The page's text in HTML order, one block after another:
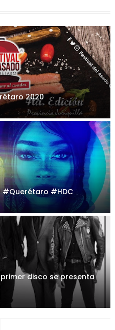
2020
#Querétaro #HDC
disco se presenta